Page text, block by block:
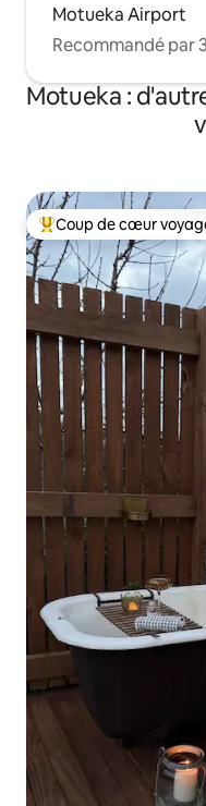
Motueka Airport
Recommandé par
Motueka :
Coups de cœur
Coup de cœur